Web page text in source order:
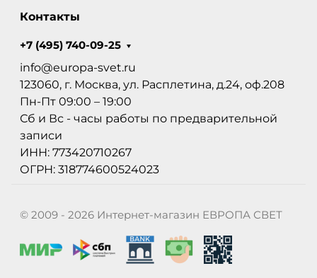
Контакты
+7 (495) 740-09-25
info@europa-svet.ru
123060, г. Москва, ул. Расплетина, д.24, оф.208
Пн-Пт 09:00 – 19:00
Сб и Вс - часы работы по предварительной
записи
ИНН: 773420710267
ОГРН: 318774600524023
© 2009 - 2026 Интернет-магазин ЕВРОПА СВЕТ